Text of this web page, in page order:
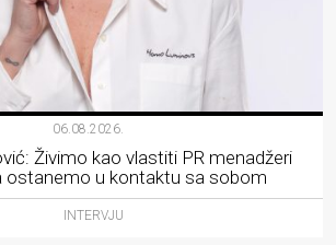
06.08.2026.
Živimo kao vlastiti PR menadžeri
ostanemo u kontaktu sa sobom
INTERVJU